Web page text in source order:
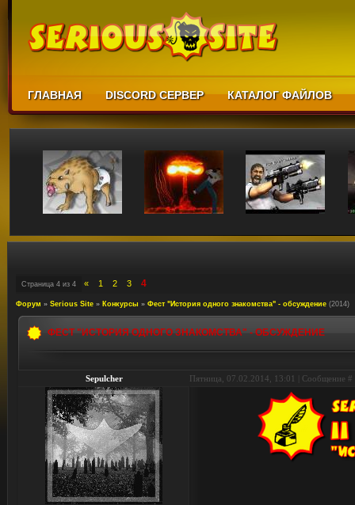
ГЛАВНАЯ DISCORD СЕРВЕР КАТАЛОГ ФАЙЛОВ
Страница 4 из 4 « 1 2 3 4
Форум » Serious Site » Конкурсы » Фест "История одного знакомства" - обсуждение (2014)
ФЕСТ "ИСТОРИЯ ОДНОГО ЗНАКОМСТВА" - ОБСУЖДЕНИЕ
Sepulcher Пятница, 07.02.2014, 13:01 | Сообщение #